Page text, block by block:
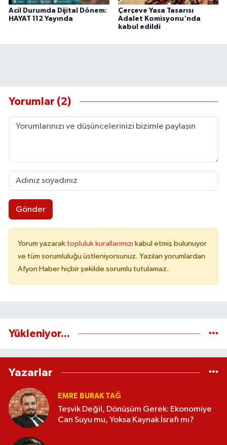
Acil Durumda Dijital Dönem:
HAYAT 112 Yayında
Çerçeve Yasa Tasarısı
Adalet Komisyonu'nda
kabul edildi
Yorumlar (2)
Gönder
Yorum yazarak topluluk kurallarımızı kabul etmiş bulunuyor
ve tüm sorumluluğu üstleniyorsunuz. Yazılan yorumlardan
Afyon Haber hiçbir şekilde sorumlu tutulamaz.
Yükleniyor...
Yazarlar
EMRE BURAK TAĞ
Teşvik Değil, Dönüşüm Gerek: Ekonomiye
Can Suyu mu, Yoksa Kaynak İsrafı mı?